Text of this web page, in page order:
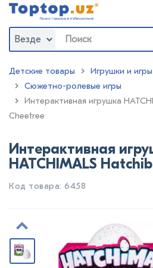
Везде
Детские товары
Игрушки и игры
Сюжетно-ролевые игры
Интерактивная игрушка
Cheetree
Интерактивная
HATCHIMALS
Код товара: 6458